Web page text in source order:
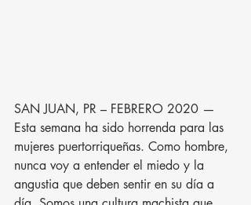
SAN JUAN, PR – FEBRERO 2020 —
Esta semana ha sido horrenda para las
mujeres puertorriqueñas. Como hombre,
nunca voy a entender el miedo y la
angustia que deben sentir en su día a